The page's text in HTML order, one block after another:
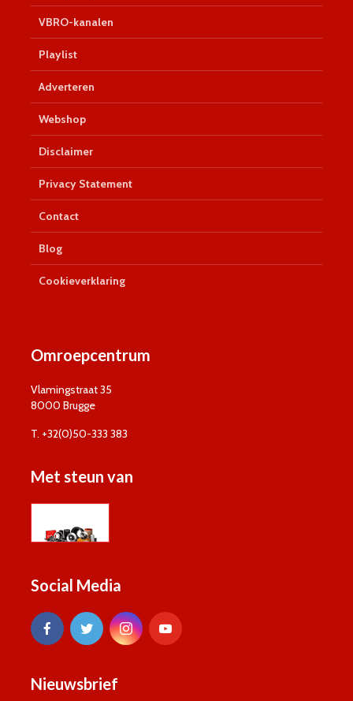
VBRO-kanalen
Playlist
Adverteren
Webshop
Disclaimer
Privacy Statement
Contact
Blog
Cookieverklaring
Omroepcentrum
Vlamingstraat 35
8000 Brugge
T. +32(0)50-333 383
Met steun van
Social Media
Nieuwsbrief